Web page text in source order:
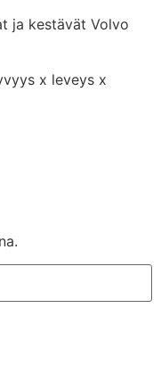
ja kestävät Volvo
x leveys x